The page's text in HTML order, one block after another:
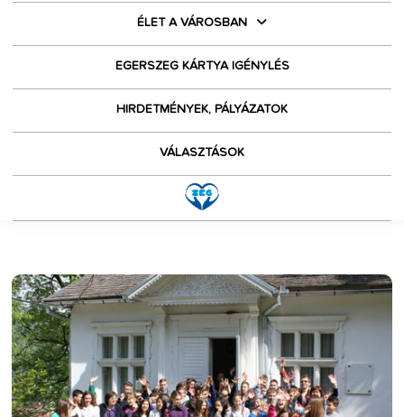
ÉLET A VÁROSBAN
EGERSZEG KÁRTYA IGÉNYLÉS
HIRDETMÉNYEK, PÁLYÁZATOK
VÁLASZTÁSOK